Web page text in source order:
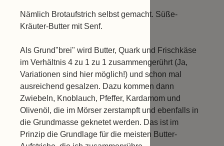
Nämlich Brotaufstrich selbst gemacht. Süße-
Kräuter-Butter mit Senf.
Als Grund"brei" wird Butter, Quark und Frischkäse
im Verhältnis 4 zu 1 zu 1 zusammengerührt (Ja,
Variationen sind hier möglich!) und schon mal
ausreichend gesalzen. Dazu kommen dann
Zwiebeln, Knoblauch, Pfeffer, Kardamom und
Olivenöl, die im Mörser zerstampft und ebenfalls in
die Grundmasse geknetet werden. Das ist im
Prinzip die Grundlage für die meisten Butter-